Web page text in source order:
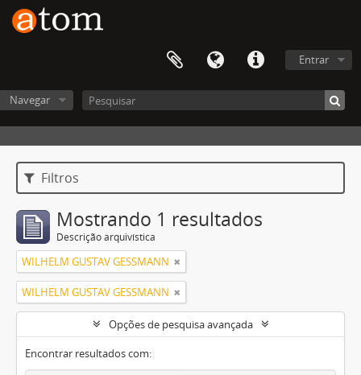
Entrar
Navegar
Filtros
Mostrando 1 resultados
Descrição arquivística
WILHELM GUSTAV GESSMANN
WILHELM GUSTAV GESSMANN
Opções de pesquisa avançada
Encontrar resultados com: